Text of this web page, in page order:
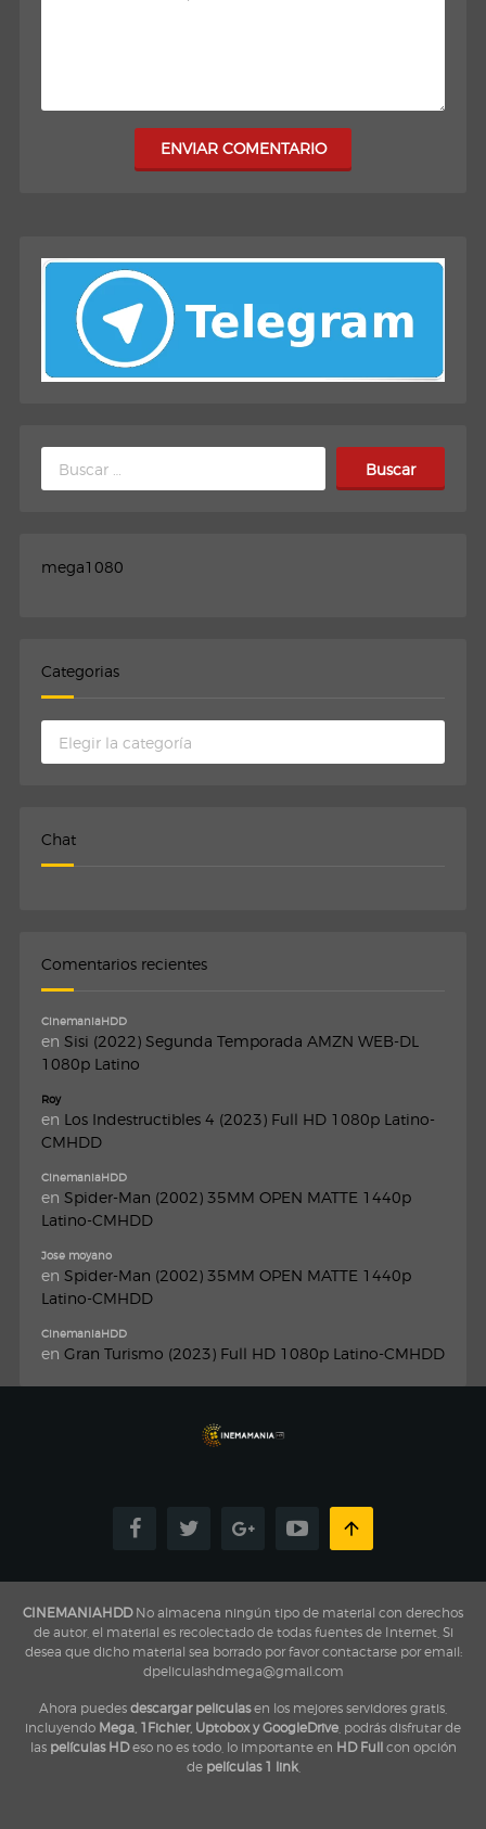
ENVIAR COMENTARIO
Buscar:
mega1080
Categorias
Categorias
Chat
Comentarios recientes
CinemaniaHDD
en Sisi (2022) Segunda Temporada AMZN WEB-DL
1080p Latino
Roy
en Los Indestructibles 4 (2023) Full HD 1080p Latino-
CMHDD
CinemaniaHDD
en Spider-Man (2002) 35MM OPEN MATTE 1440p
Latino-CMHDD
Jose moyano
en Spider-Man (2002) 35MM OPEN MATTE 1440p
Latino-CMHDD
CinemaniaHDD
en Gran Turismo (2023) Full HD 1080p Latino-CMHDD
CINEMANIAHDDNo almacena ningún tipo de material con derechos
de autor, el material es recolectado de todas fuentes de Internet, Si
desea que dicho material sea borrado por favor contactarse por email:
dpeliculashdmega@gmail.com
Ahora puedes descargar peliculasen los mejores servidores gratis,
incluyendo Mega, 1Fichier, Uptobox y GoogleDrive , podrás disfrutar de
las películas HDeso no es todo, lo importante en HD Fullcon opción
de películas 1 link,